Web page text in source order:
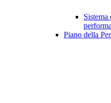
Piano della